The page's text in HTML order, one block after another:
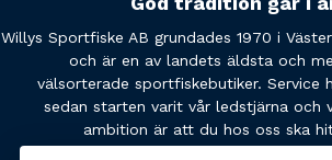
Willys Sportfiske AB grundades 1970 i
och är en av landets äldsta och
välsorterade sportfiskebutiker. Service
sedan starten varit vår ledstjärna och
ambition är att du hos oss ska